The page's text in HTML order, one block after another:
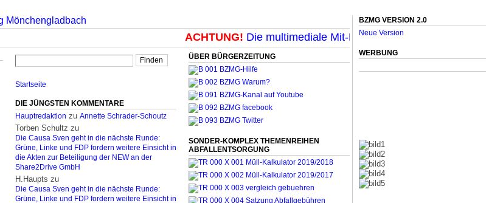
ACHTUNG!Die multimediale Mit-Mach-Zeitung für
Startseite
DIE JÜNGSTEN KOMMENTARE
Hauptredaktion zu Annette Schrader-Schoutz
Torben Schultz zu
Die Causa Sven geht in die nächste Runde:
Grüne, Linke und FDP fordern weitere Einsicht in
die Akten zur Beteiligung der NEW an der
Share2Drive GmbH
H.Haupts zu
Die Causa Sven geht in die nächste Runde:
Grüne, Linke und FDP fordern weitere Einsicht in
ÜBER BÜRGERZEITUNG
SONDER-KOMPLEX THEMENREIHEN
ABFALLENTSORGUNG
BZMG VERSION 2.0
Neue Version
WERBUNG